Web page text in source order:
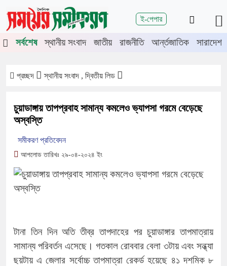
ই-পেপার
শিরোনাম
জুলাই গণঅভ্যুত্থানের দ্বিতীয় বর্ষপূর্তিতে
চুয়াডাঙ্গা-মেহেরপুরে জামায়াতের গণমিছিল
গাছ প্রায় ৫ লাখে নিলামে বিক্রি
সরকার
জীবননগর উপজেলা আইনশৃঙ্খলা কমিটির
চুয়াডাঙ্গায় লিগ্যাল এইড কমিটির সভায়
সর্বশেষ স্থানীয় সংবাদ জাতীয় রাজনীতি আর্ন্তজাতিক সারাদেশ
প্রচ্ছদ স্থানীয় সংবাদ , দ্বিতীয় লিড
চুয়াডাঙ্গায় তাপপ্রবাহ সামান্য কমলেও ভ্যাপসা গরমে বেড়েছে
অস্বস্তি
সমীকরণ প্রতিবেদন
আপলোড তারিখঃ ২৯-০৪-২০২৪ ইং
টানা তিন দিন অতি তীব্র তাপদাহের পর চুয়াডাঙ্গার তাপমাত্রায়
সামান্য পরিবর্তন এসেছে। গতকাল রোববার বেলা ৩টায় এবং সন্ধ্যা
ছয়টায় এ জেলার সর্বোচ্চ তাপমাত্রা রেকর্ড হয়েছে ৪১ দশমিক ৮